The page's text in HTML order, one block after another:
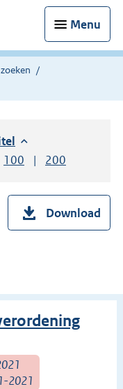
Menu
op:
aflopend
per paginaper pagina
Toon
100 resultaten per
Toon
200
Download
2021